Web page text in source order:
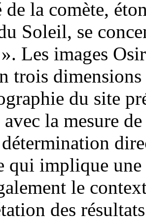
de la comète,
Soleil, se
Les images
trois
du site
la mesure
qui implique
le
des